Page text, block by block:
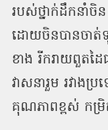
របស់ថ្នាក់ដឹកនាំចិ
ដោយចិនបានចាត់ទុ
ខាង រីករាយពួតដ
វាសនារួម រវាង
គុណភាពខ្ពស់ កម្រិ